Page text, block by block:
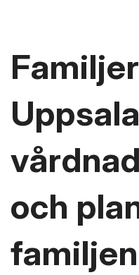
och
familjen